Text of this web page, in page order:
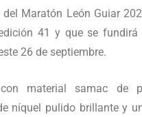
Maratón León Guiar
41 y que se
26 de septiembre.
con material samac de
níquel pulido brillante y